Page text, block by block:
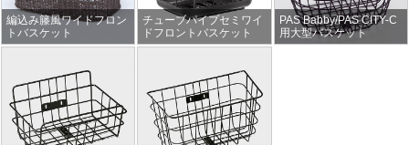
編込み籐風ワイドフロン
トバスケット
チューブパイプセミワイ
ドフロントバスケット
PAS Babby/PAS CITY-C
用大型バスケット